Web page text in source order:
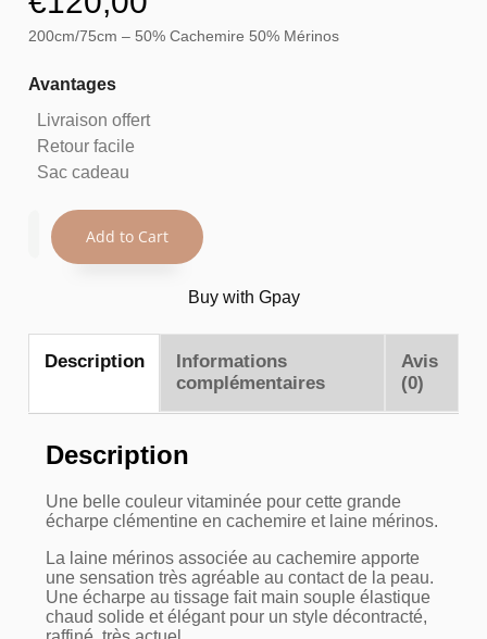
200cm/75cm – 50% Cachemire 50% Mérinos
Avantages
Livraison offert
Retour facile
Sac cadeau
Add to Cart
Buy with Gpay
Description
Informations
complémentaires
Avis
(0)
Description
Une belle couleur vitaminée pour cette grande
écharpe clémentine en cachemire et laine mérinos.
La laine mérinos associée au cachemire apporte
une sensation très agréable au contact de la peau.
Une écharpe au tissage fait main souple élastique
chaud solide et élégant pour un style décontracté,